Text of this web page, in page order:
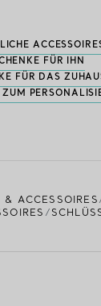
FÜR IHN
FÜR DAS
ZUM
ACCESSOIRES